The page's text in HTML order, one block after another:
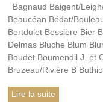
et
les
sujets
connexes
à
depuis
1936.
Bagnaud Baigent/
Beaucéan Bédat/
Bertdulet Bessière Bier
Delmas Bluche Blum
Boudet Boumendil J. et
Bruzeau/Rivière B
Lire la suite